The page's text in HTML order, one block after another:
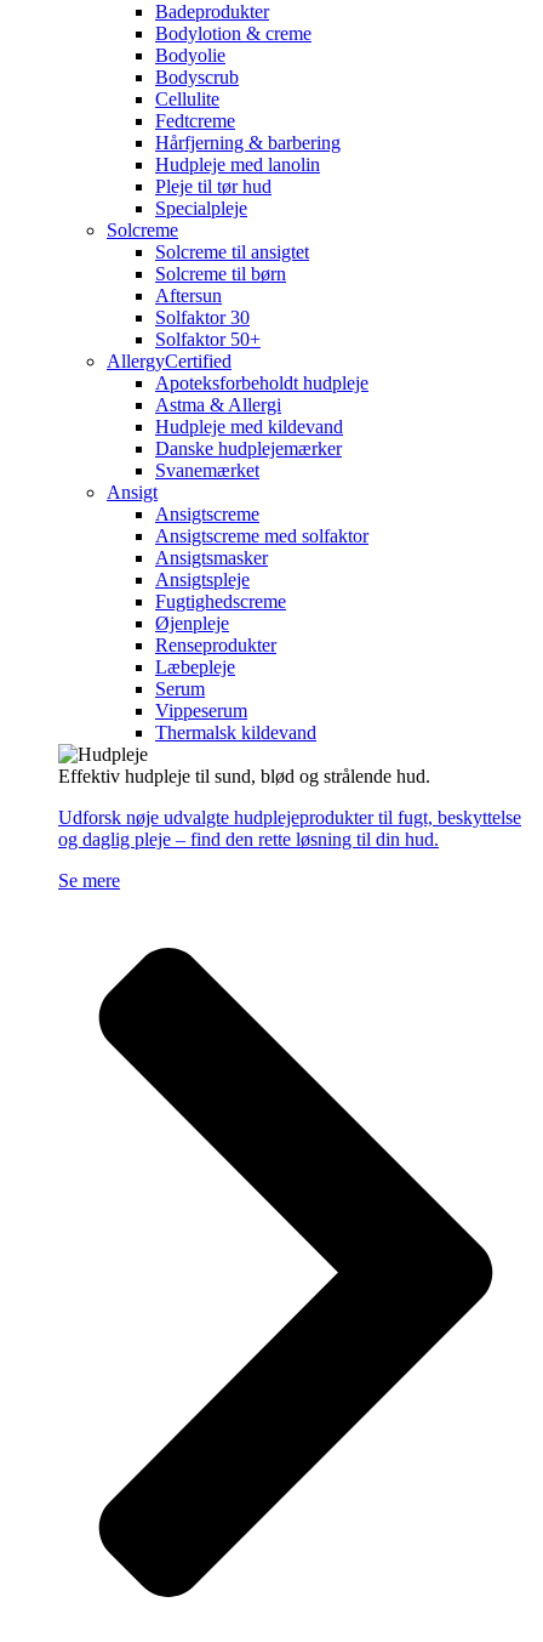
Badeprodukter
Bodylotion & creme
Bodyolie
Bodyscrub
Cellulite
Fedtcreme
Hårfjerning & barbering
Hudpleje med lanolin
Pleje til tør hud
Specialpleje
Solcreme
Solcreme til ansigtet
Solcreme til børn
Aftersun
Solfaktor 30
Solfaktor 50+
AllergyCertified
Apoteksforbeholdt hudpleje
Astma & Allergi
Hudpleje med kildevand
Danske hudplejemærker
Svanemærket
Ansigt
Ansigtscreme
Ansigtscreme med solfaktor
Ansigtsmasker
Ansigtspleje
Fugtighedscreme
Øjenpleje
Renseprodukter
Læbepleje
Serum
Vippeserum
Thermalsk kildevand
Effektiv hudpleje til sund, blød og strålende hud.
Udforsk nøje udvalgte hudplejeprodukter til fugt, beskyttelse
og daglig pleje – find den rette løsning til din hud.
Se mere